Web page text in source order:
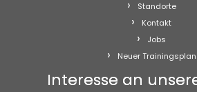
Standorte
Kontakt
Jobs
Neuer Trainingsplan
Interesse an